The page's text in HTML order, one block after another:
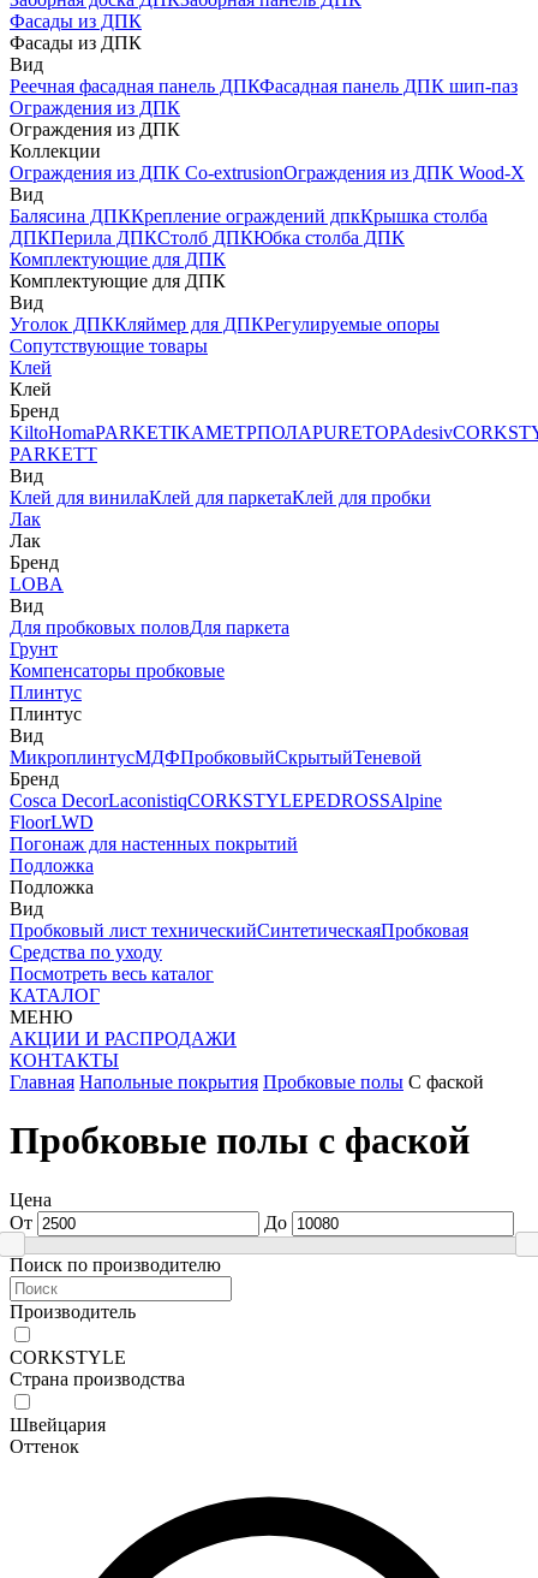
Фасады из ДПК
Фасады из ДПК
Вид
Реечная фасадная панель ДПКФасадная панель ДПК шип-паз
Ограждения из ДПК
Ограждения из ДПК
Коллекции
Ограждения из ДПК Co-extrusionОграждения из ДПК Wood-X
Вид
Балясина ДПККрепление ограждений дпкКрышка столба
ДПКПерила ДПКСтолб ДПКЮбка столба ДПК
Комплектующие для ДПК
Комплектующие для ДПК
Вид
Уголок ДПККляймер для ДПКРегулируемые опоры
Сопутствующие товары
Клей
Клей
Бренд
KiltoHomaPARKETIKAМЕТРПОЛАPURETOPAdesiv
PARKETT
Вид
Клей для винилаКлей для паркетаКлей для пробки
Лак
Лак
Бренд
LOBA
Вид
Для пробковых половДля паркета
Грунт
Компенсаторы пробковые
Плинтус
Плинтус
Вид
МикроплинтусМДФПробковыйСкрытыйТеневой
Бренд
Cosca DecorLaconistiqCORKSTYLEPEDROSSAlpine
FloorLWD
Погонаж для настенных покрытий
Подложка
Подложка
Вид
Пробковый лист техническийСинтетическаяПробковая
Средства по уходу
Посмотреть весь каталог
КАТАЛОГ
МЕНЮ
АКЦИИ И РАСПРОДАЖИ
КОНТАКТЫ
Главная Напольные покрытия Пробковые полы С фаской
Пробковые полы с фаской
Цена
От
До
Поиск по производителю
Производитель
CORKSTYLE
Страна производства
Швейцария
Оттенок